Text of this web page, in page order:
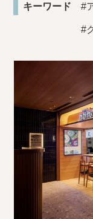
キーワード #
#